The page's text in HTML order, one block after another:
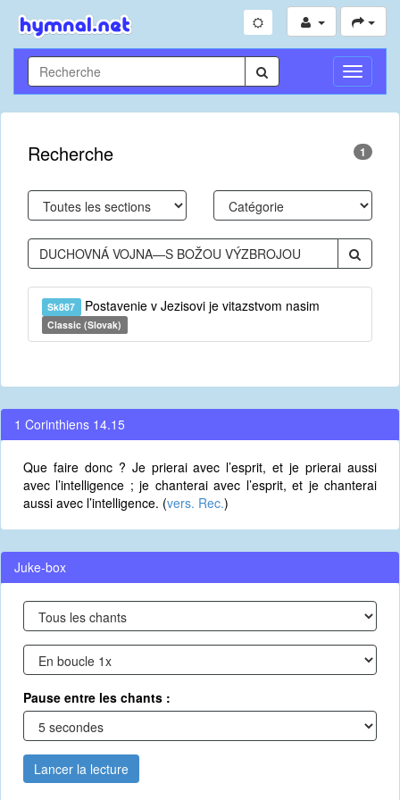
Toggle
Recherche 1
Sk887 Postavenie v Jezisovi je vitazstvom nasim
Classic (Slovak)
1 Corinthiens 14.15
Que faire donc ? Je prierai avec l’esprit, et je prierai aussi
avec l’intelligence ; je chanterai avec l’esprit, et je chanterai
aussi avec l’intelligence. (vers. Rec.)
Juke-box
Pause entre les chants :
Lancer la lecture